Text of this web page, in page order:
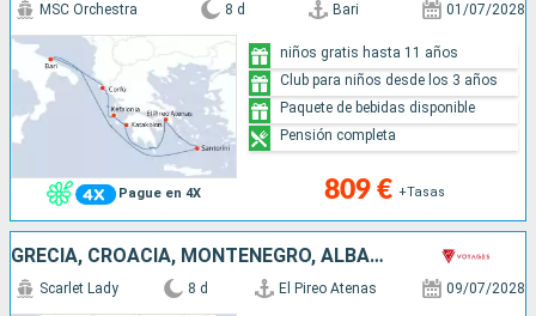
Pague en 4X
MSC Orchestra 8 d Bari 01/07/2028
809 € +Tasas
niños gratis hasta 11 años
Club para niños desde los 3 años
Paquete de bebidas disponible
Pensión completa
GRECIA, CROACIA, MONTENEGRO, ALBANIA
Scarlet Lady 8 d El Pireo Atenas 09/07/2028